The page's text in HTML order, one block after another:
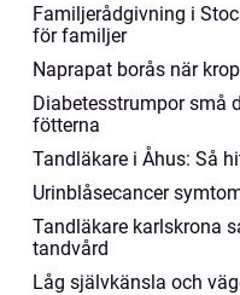
Familjerådgivning i
för familjer
Naprapat borås när
Diabetesstrumpor små
fötterna
Tandläkare i Åhus: Så
Urinblåsecancer
Tandläkare karlskrona
tandvård
Låg självkänsla och